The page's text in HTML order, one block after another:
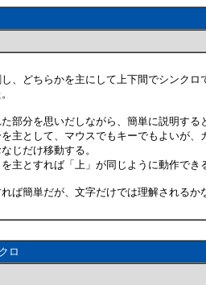
、どちらかを主にして上下間でシンクロ
部分を思いだしながら、簡単に説明する
主として、マウスでもキーでもよいが、
じだけ移動する。
主とすれば「上」が同じように動作でき
ば簡単だが、文字だけでは理解されるか
ロ